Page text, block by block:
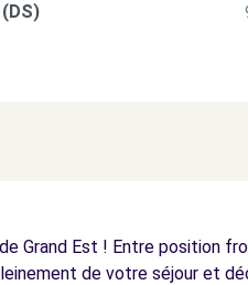
(DS)
Grand Est ! Entre position
de votre séjour et